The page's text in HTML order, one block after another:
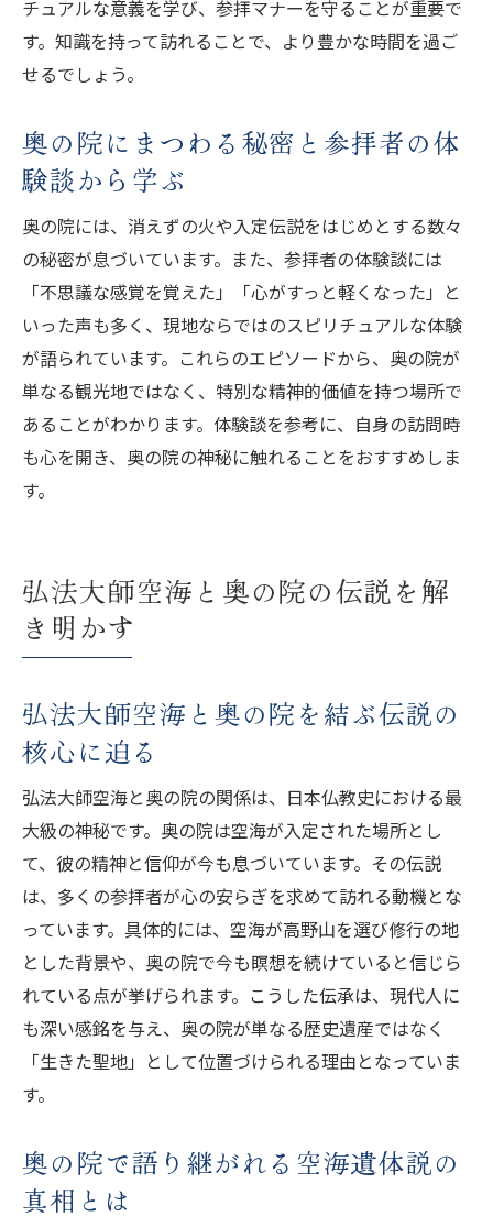
奥の院を訪れた人々のリアルな体験談を集
めて
高野山奥の院で語られるスピリチュアルな
逸話
奥の院で起きた心に残るエピソードの数々
雨の日に訪れる奥の院の特別な意味を探る
奥の院と雨の日が生み出すスピリチュアル
な雰囲気
奥の院知識でわかる雨の日参拝の特別な意
味とは
雨の奥の院で体感できる神秘的な現象につ
いて
雨の日に奥の院を訪れる際の心得と楽しみ
方
奥の院の雨とスピリチュアルな結びつきを
奥の院知識で深まる心の癒しと安らぎ
奥の院知識がもたらす心の安らぎの理由を
探る
奥の院で感じる癒しの力とスピリチュアル
効果
奥の院参拝で得られる精神的な癒しの実感
奥の院が心の健康に与える影響と魅力を紹
介
奥の院知識を活かして安らぎを体験する方
法
奥の院で過ごす時間が心に残る理由を解説
チュアルな意義を学び、参拝マナーを守ることが重要で
す。知識を持って訪れることで、より豊かな時間を過ご
せるでしょう。
奥の院にまつわる秘密と参拝者の体
験談から学ぶ
奥の院には、消えずの火や入定伝説をはじめとする数々
の秘密が息づいています。また、参拝者の体験談には
「不思議な感覚を覚えた」「心がすっと軽くなった」と
いった声も多く、現地ならではのスピリチュアルな体験
が語られています。これらのエピソードから、奥の院が
単なる観光地ではなく、特別な精神的価値を持つ場所で
あることがわかります。体験談を参考に、自身の訪問時
も心を開き、奥の院の神秘に触れることをおすすめしま
す。
弘法大師空海と奥の院の伝説を解
き明かす
弘法大師空海と奥の院を結ぶ伝説の
核心に迫る
弘法大師空海と奥の院の関係は、日本仏教史における最
大級の神秘です。奥の院は空海が入定された場所とし
て、彼の精神と信仰が今も息づいています。その伝説
は、多くの参拝者が心の安らぎを求めて訪れる動機とな
っています。具体的には、空海が高野山を選び修行の地
とした背景や、奥の院で今も瞑想を続けていると信じら
れている点が挙げられます。こうした伝承は、現代人に
も深い感銘を与え、奥の院が単なる歴史遺産ではなく
「生きた聖地」として位置づけられる理由となっていま
す。
奥の院で語り継がれる空海遺体説の
真相とは